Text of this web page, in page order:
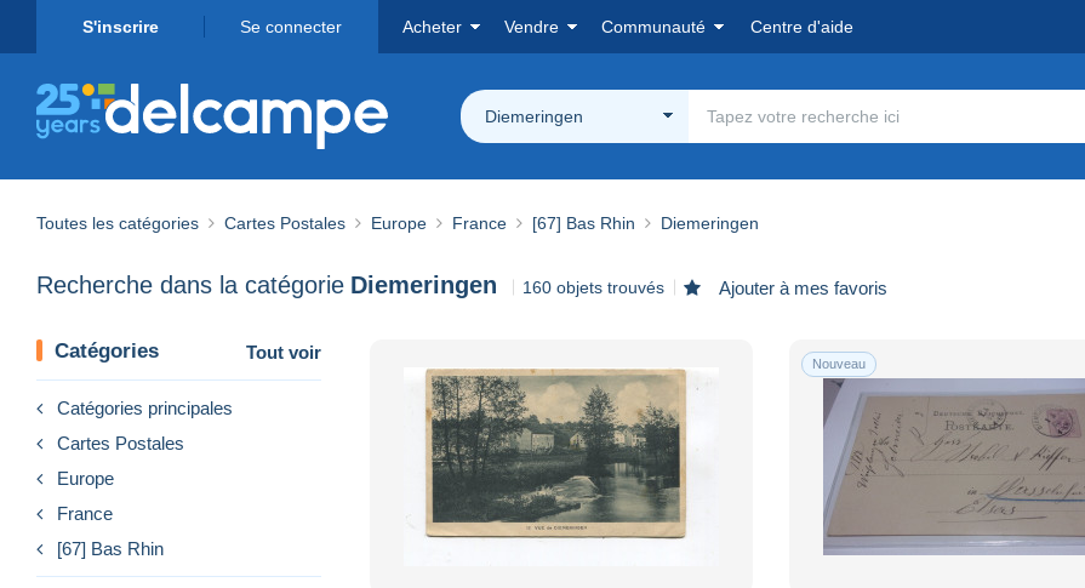
S'inscrire Se connecter Acheter Vendre Communauté Centre d'aide
Diemeringen
Toutes les catégories Cartes Postales Europe France [67] Bas Rhin Diemeringen
Recherche dans la catégorie Diemeringen 160 objets trouvés Ajouter à mes favoris
Catégories Tout voir
Catégories principales
Cartes Postales
Europe
France
[67] Bas Rhin
Nouveau